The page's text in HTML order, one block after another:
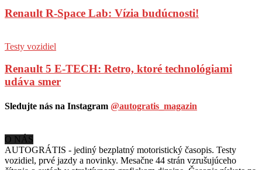
Renault R-Space Lab: Vízia budúcnosti!
Testy vozidiel
Renault 5 E-TECH: Retro, ktoré technológiami
udáva smer
Sledujte nás na Instagram @autogratis_magazin
O NÁS
AUTOGRÁTIS - jediný bezplatný motoristický časopis. Testy
vozidiel, prvé jazdy a novinky. Mesačne 44 strán vzrušujúceho